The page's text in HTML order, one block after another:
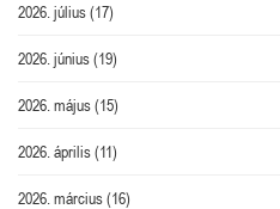
2026. július(17)
2026. június(19)
2026. május(15)
2026. április(11)
2026. március(16)